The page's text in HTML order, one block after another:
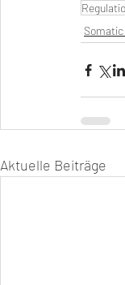
Aktuelle Beiträge